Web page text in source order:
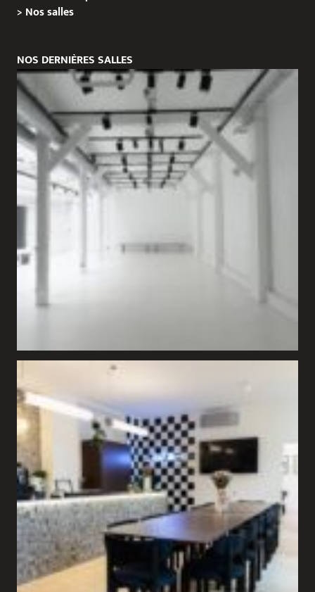
> Nos salles
NOS DERNIÈRES SALLES